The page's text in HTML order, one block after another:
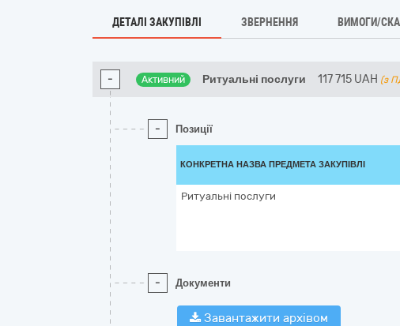
ДЕТАЛІ ЗАКУПІВЛІ ЗВЕРНЕННЯ ВИМОГИ/
- Активний Ритуальні послуги 117 715 UAH (з
- Позиції
КОНКРЕТНА НАЗВА ПРЕДМЕТА ЗАКУПІВЛІ
Ритуальні послуги
- Документи
Завантажити архівом